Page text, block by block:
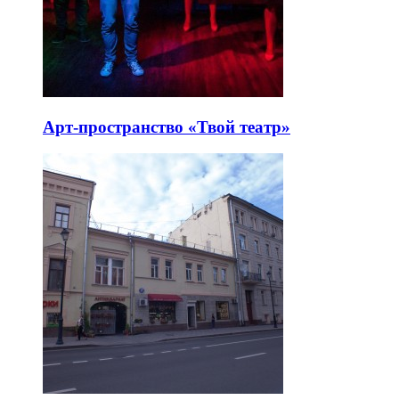
Арт-пространство «Твой театр»